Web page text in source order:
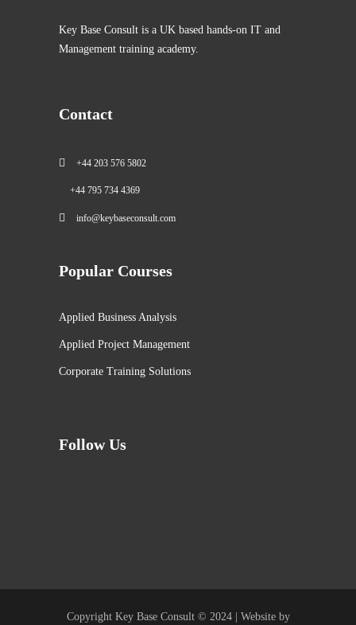
Key Base Consult is a UK based hands-on IT and
Management training academy.
Contact
+44 203 576 5802
+44 795 734 4369
info@keybaseconsult.com
Popular Courses
Applied Business Analysis
Applied Project Management
Corporate Training Solutions
Follow Us
Copyright Key Base Consult © 2024 | Website by